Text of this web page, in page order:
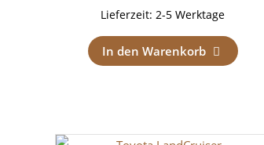
Lieferzeit:2-5 Werktage
In den Warenkorb